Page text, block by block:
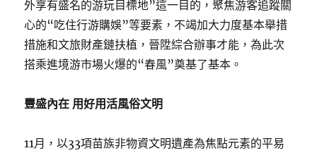
外享有盛名的游玩目標地”這一目的，聚焦游客追蹤關
心的“吃住行游購娛”等要素，不竭加大力度基本舉措
措施和文旅財產鏈扶植，晉陞綜合辦事才能，為此次
搭乘進境游市場火爆的“春風”奠基了基本。
豐盛內在 用好用活風俗文明
11月，以33項苗族非物資文明遺產為焦點元素的平易